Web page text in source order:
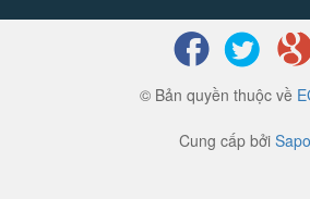
© Bản quyền thuộc về
Cung cấp bởi Sapo